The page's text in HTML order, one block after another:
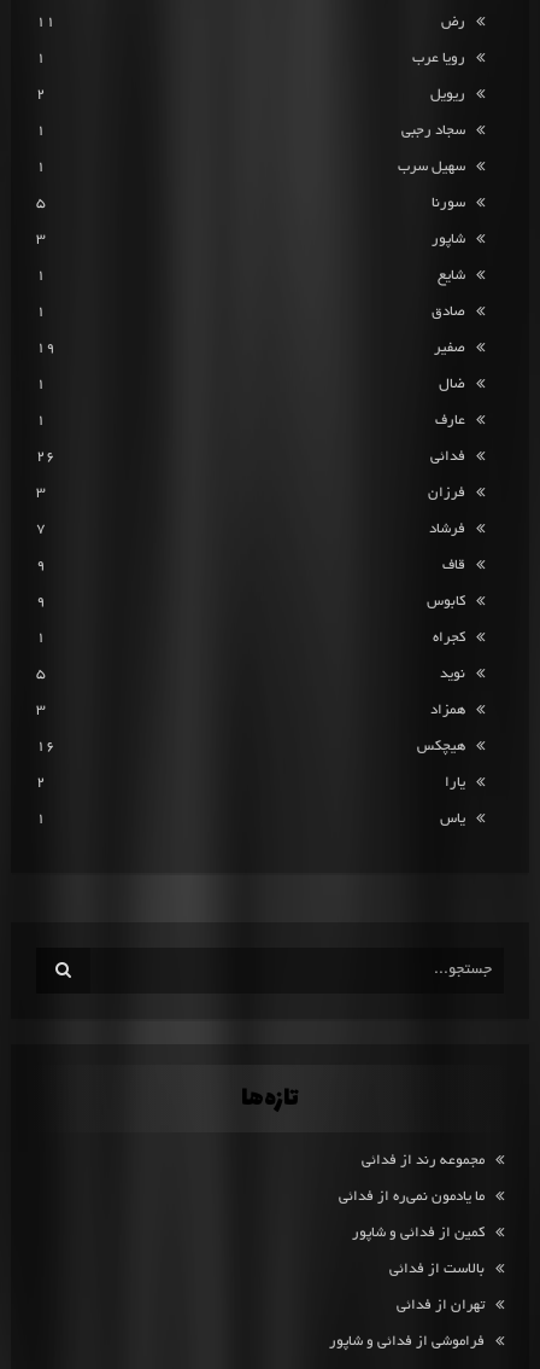
رض 11
رویا عرب 1
ریویل 2
سجاد رجبی 1
سهیل سرب 1
سورنا 5
شاپور 3
شایع 1
صادق 1
صفیر 19
ضال 1
عارف 1
فدائی 26
فرزان 3
فرشاد 7
قاف 9
کابوس 9
کجراه 1
نوید 5
همزاد 3
هیچکس 16
یارا 2
یاس 1
تازه‌ها
مجموعه رند از فدائی
ما یادمون نمی‌ره از فدائی
کمین از فدائی و شاپور
بالاست از فدائی
تهران از فدائی
فراموشی از فدائی و شاپور